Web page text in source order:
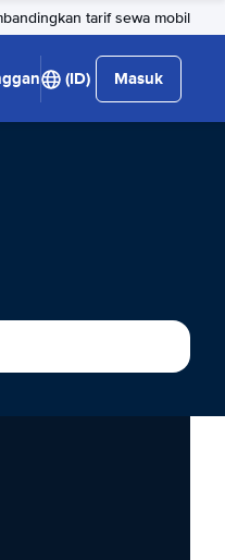
tarif sewa mobil
(ID) Masuk